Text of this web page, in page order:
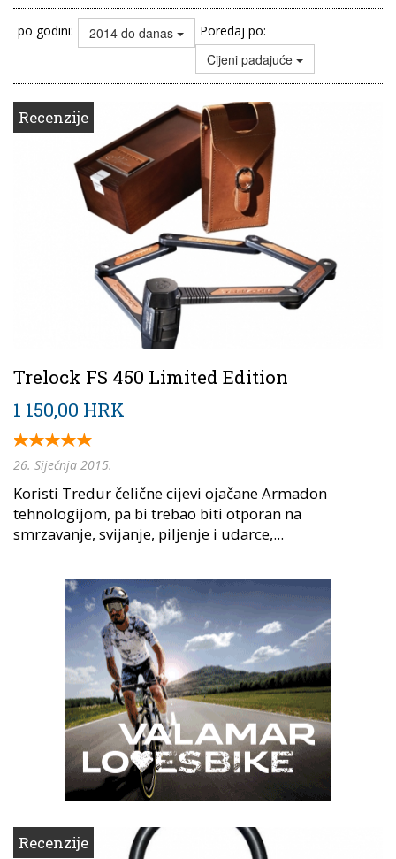
po godini: 2014 do danas Poredaj po:
Cijeni padajuće
Recenzije
Trelock FS 450 Limited Edition
1 150,00 HRK
26. Siječnja 2015.
Koristi Tredur čelične cijevi ojačane Armadon
tehnologijom, pa bi trebao biti otporan na
smrzavanje, svijanje, piljenje i udarce,...
Recenzije